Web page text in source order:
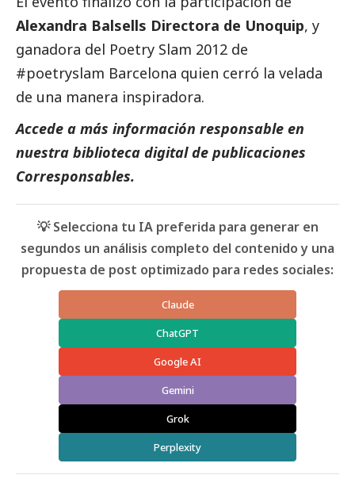
Alexandra Balsells Directora de Unoquip, y
ganadora del Poetry Slam 2012 de
#poetryslam Barcelona quien cerró la velada
de una manera inspiradora.
Accede a más información responsable en
nuestra biblioteca digital de publicaciones
Corresponsables.
💡 Selecciona tu IA preferida para generar en
segundos un análisis completo del contenido y una
propuesta de post optimizado para redes sociales:
Claude
ChatGPT
Google AI
Gemini
Grok
Perplexity